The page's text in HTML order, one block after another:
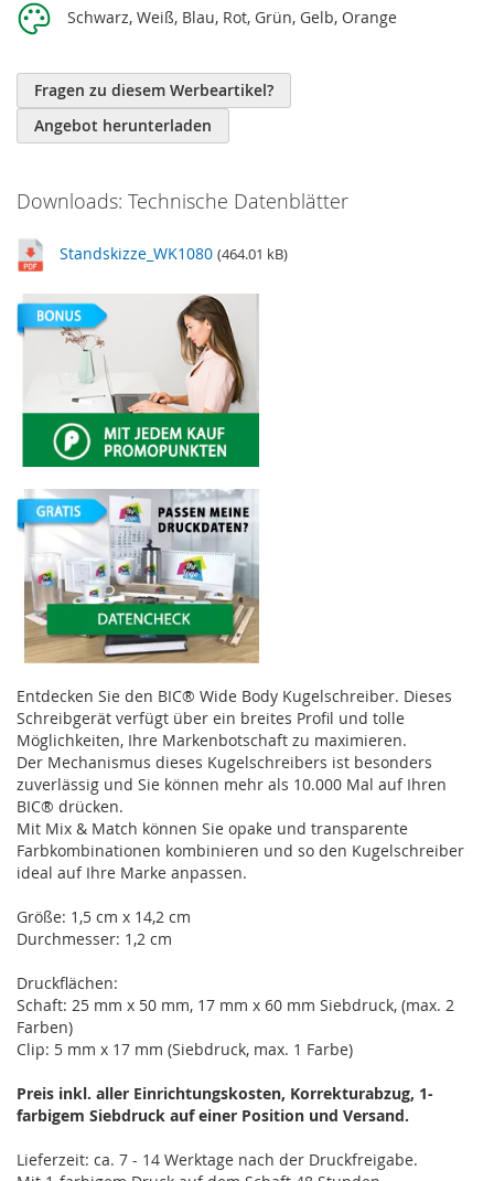
Schwarz, Weiß, Blau, Rot, Grün, Gelb, Orange
Fragen zu diesem Werbeartikel?
Angebot herunterladen
Downloads: Technische Datenblätter
Standskizze_WK1080 (464.01 kB)
Entdecken Sie den BIC® Wide Body Kugelschreiber. Dieses
Schreibgerät verfügt über ein breites Profil und tolle
Möglichkeiten, Ihre Markenbotschaft zu maximieren.
Der Mechanismus dieses Kugelschreibers ist besonders
zuverlässig und Sie können mehr als 10.000 Mal auf Ihren
BIC® drücken.
Mit Mix & Match können Sie opake und transparente
Farbkombinationen kombinieren und so den Kugelschreiber
ideal auf Ihre Marke anpassen.
Größe: 1,5 cm x 14,2 cm
Durchmesser: 1,2 cm
Druckflächen:
Schaft: 25 mm x 50 mm, 17 mm x 60 mm Siebdruck, (max. 2
Farben)
Clip: 5 mm x 17 mm (Siebdruck, max. 1 Farbe)
Preis inkl. aller Einrichtungskosten, Korrekturabzug, 1-
farbigem Siebdruck auf einer Position und Versand.
Lieferzeit: ca. 7 - 14 Werktage nach der Druckfreigabe.